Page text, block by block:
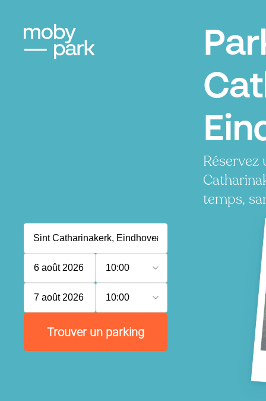
temps,
6 août 2026 10:00
7 août 2026 10:00
Trouver un parking